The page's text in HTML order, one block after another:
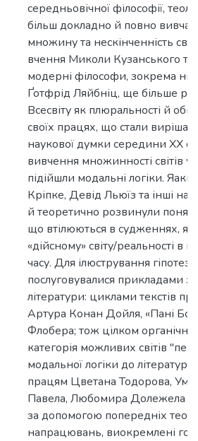
середньовічної філософії,
більш докладно й повно
множину та нескінченність
вчення Миколи Кузанського
модерні філософи, зокрема
Ґотфрід Ляйбніц, ще більше
Всесвіту як плюральності й
своїх працях, що стали
наукової думки середини ХХ
вивчення множинності світів у
підійшли модальні логіки.
Кріпке, Девід Льюїз та інші
й теоретично розвинули
що втілюються в судженнях,
«дійсному» світу/реальності в
часу. Для ілюстрування гіпотез
послуговувалися прикладами з
літератури: циклами текстів
Артура Конан Дойля, «Пані
Флобера; тож цілком
категорія можливих світів
модальної логіки до
працям Цветана Тодорова,
Павела, Любомира Долежела
за допомогою попередніх
напрацювань, виокремлені